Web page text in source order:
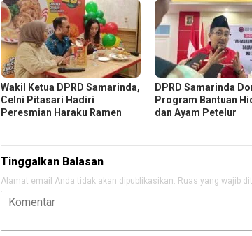
Wakil Ketua DPRD Samarinda,
Celni Pitasari Hadiri
Peresmian Haraku Ramen
DPRD Samarinda
Program Bantuan
dan Ayam Petelur
Tinggalkan Balasan
Alamat email Anda tidak akan dipublikasikan. Ruas yang wajib